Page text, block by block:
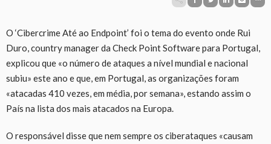
O ‘Cibercrime Até ao Endpoint’ foi o tema do evento onde Rui
Duro, country manager da Check Point Software para Portugal,
explicou que «o número de ataques a nível mundial e nacional
subiu» este ano e que, em Portugal, as organizações foram
«atacadas 410 vezes, em média, por semana», estando assim o
País na lista dos mais atacados na Europa.
O responsável disse que nem sempre os ciberataques «causam